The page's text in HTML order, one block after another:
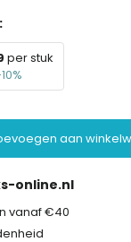
per stuk
aan
online.nl
vanaf €40